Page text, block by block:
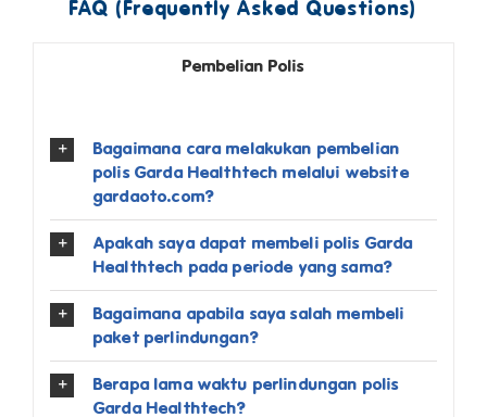
FAQ (Frequently Asked Questions)
Pembelian Polis
Bagaimana cara melakukan pembelian
polis Garda Healthtech melalui website
gardaoto.com?
Apakah saya dapat membeli polis Garda
Healthtech pada periode yang sama?
Bagaimana apabila saya salah membeli
paket perlindungan?
Berapa lama waktu perlindungan polis
Garda Healthtech?